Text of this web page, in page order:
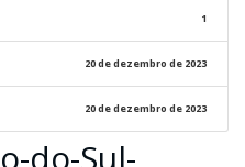
1
20 de dezembro de 2023
20 de dezembro de 2023
do-Sul-